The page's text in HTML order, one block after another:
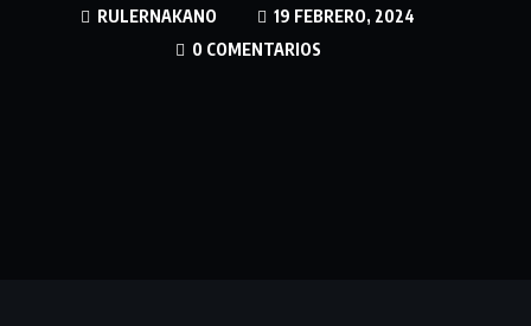
RULERNAKANO
19 FEBRERO, 2024
0 COMENTARIOS